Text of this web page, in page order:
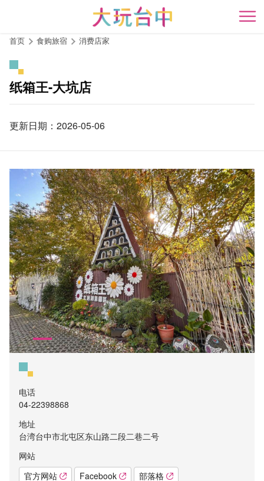
开
首页 食购旅宿 消费店家
纸箱王-大坑店
更新日期：2026-05-06
电话
04-22398868
地址
台湾台中市北屯区东山路二段二巷二号
网站
官方网站
Facebook
部落格